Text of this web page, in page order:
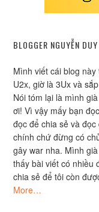
BLOGGER NGUYỄN
Mình viết cái blog
U2x, giờ là 3Ux và
Nói tóm lại là mình
ơi! Vì vậy mấy bạn
đọc để chia sẻ và
chính chứ đừng có
gây war nha. Mình
thấy bài viết có nhiều
chia sẻ để tôi còn
More…